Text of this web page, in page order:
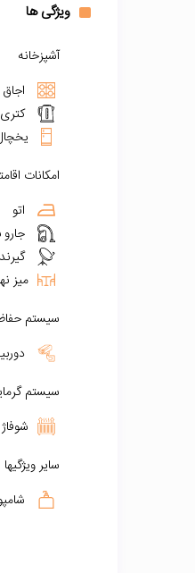
ویژگی ها
آشپزخانه
اجاق
کتری
امکانات
اتو
میز
سیستم
سیستم
شوفاژ
سایر ویژگیها